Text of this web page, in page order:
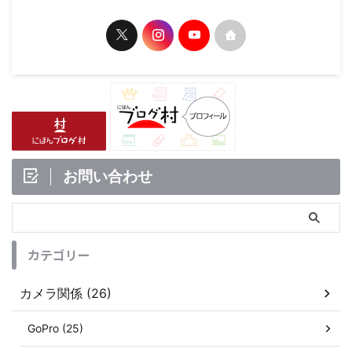
お問い合わせ
カテゴリー
カメラ関係 (26)
GoPro (25)